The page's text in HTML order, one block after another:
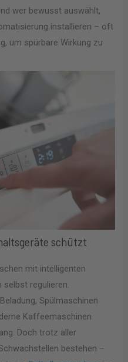
wer bewusst auswählt,
installieren – oft
um spürbare Wirkung zu
schützt
mit intelligenten
regulieren.
Spülmaschinen
Kaffeemaschinen
Doch trotz aller
bestehen –